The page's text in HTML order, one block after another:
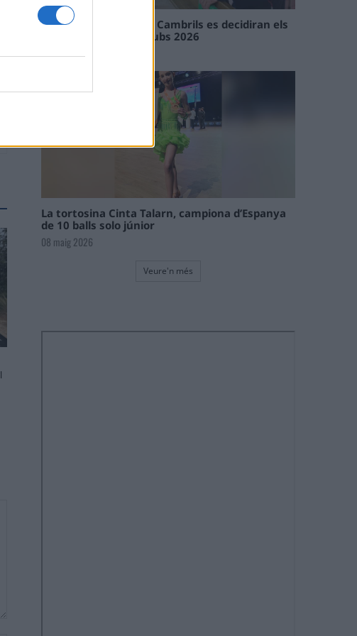
En les tirades de Flix i Cambrils es decidiran els
campions de l’Interclubs 2026
08 maig 2026
La tortosina Cinta Talarn, campiona d’Espanya
de 10 balls solo júnior
08 maig 2026
Veure'n més